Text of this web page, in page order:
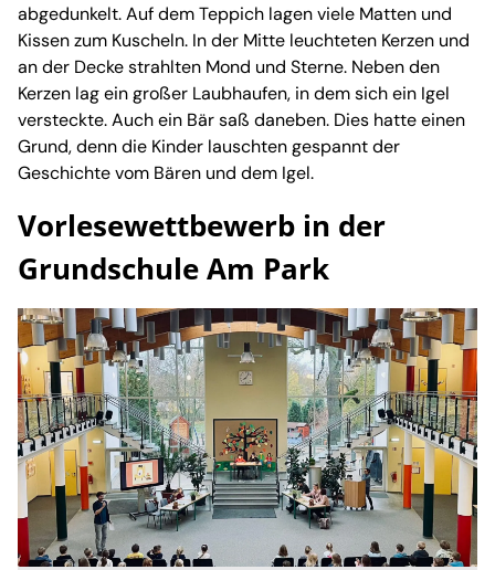
abgedunkelt. Auf dem Teppich lagen viele Matten und
Kissen zum Kuscheln. In der Mitte leuchteten Kerzen und
an der Decke strahlten Mond und Sterne. Neben den
Kerzen lag ein großer Laubhaufen, in dem sich ein Igel
versteckte. Auch ein Bär saß daneben. Dies hatte einen
Grund, denn die Kinder lauschten gespannt der
Geschichte vom Bären und dem Igel.
Vorlesewettbewerb in der
Grundschule Am Park